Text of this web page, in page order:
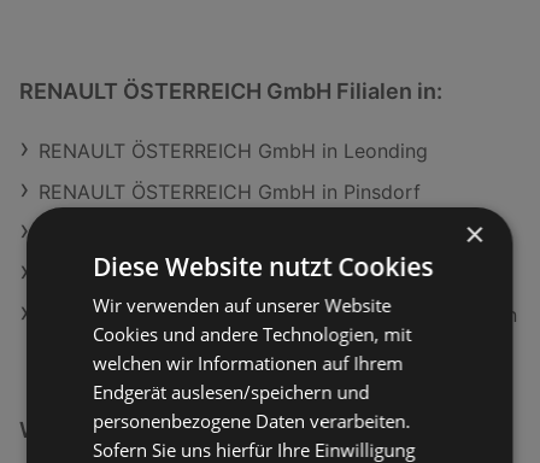
RENAULT ÖSTERREICH GmbH Filialen in:
RENAULT ÖSTERREICH GmbH in Leonding
RENAULT ÖSTERREICH GmbH in Pinsdorf
RENAULT ÖSTERREICH GmbH in Feldbach
RENAULT ÖSTERREICH GmbH in Sankt Margarethen
an der Raab
Weiterführende Links
×
Diese Website nutzt Cookies
Wir verwenden auf unserer Website
Cookies und andere Technologien, mit
welchen wir Informationen auf Ihrem
Endgerät auslesen/speichern und
personenbezogene Daten verarbeiten.
Sofern Sie uns hierfür Ihre Einwilligung